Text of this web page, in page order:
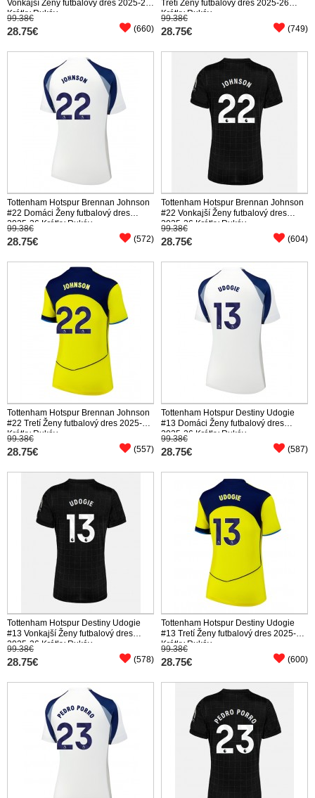
Vonkajší Ženy futbalový dres 2025-26
Krátky Rukáv
99.38€
28.75€ (660)
Tretí Ženy futbalový dres 2025-26
Krátky Rukáv
99.38€
28.75€ (749)
Tottenham Hotspur Brennan Johnson
#22 Domáci Ženy futbalový dres
2025-26 Krátky Rukáv
99.38€
28.75€ (572)
Tottenham Hotspur Brennan Johnson
#22 Vonkajší Ženy futbalový dres
2025-26 Krátky Rukáv
99.38€
28.75€ (604)
Tottenham Hotspur Brennan Johnson
#22 Tretí Ženy futbalový dres 2025-26
Krátky Rukáv
99.38€
28.75€ (557)
Tottenham Hotspur Destiny Udogie
#13 Domáci Ženy futbalový dres
2025-26 Krátky Rukáv
99.38€
28.75€ (587)
Tottenham Hotspur Destiny Udogie
#13 Vonkajší Ženy futbalový dres
2025-26 Krátky Rukáv
99.38€
28.75€ (578)
Tottenham Hotspur Destiny Udogie
#13 Tretí Ženy futbalový dres 2025-26
Krátky Rukáv
99.38€
28.75€ (600)